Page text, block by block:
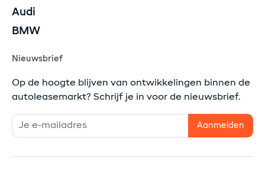
Audi
BMW
Nieuwsbrief
Op de hoogte blijven van ontwikkelingen binnen de
autoleasemarkt? Schrijf je in voor de nieuwsbrief.